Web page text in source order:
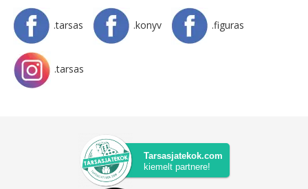
.tarsas .konyv .figuras
.tarsas
Tarsasjatekok.com
kiemelt partnere!